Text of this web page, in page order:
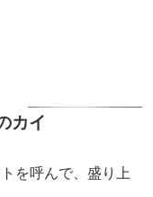
カイ
を呼んで、盛り上